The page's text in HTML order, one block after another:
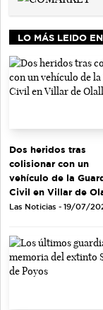
LO MÁS LEIDO
Dos heridos tras
colisionar con un
vehículo de la
Civil en Villar de
Las Noticias - 19/07/